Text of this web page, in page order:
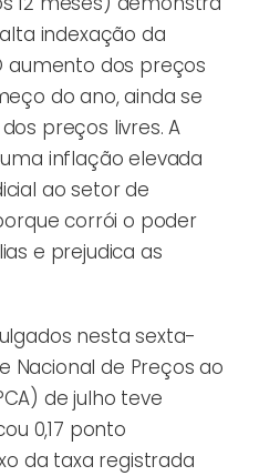
indexação da
aumento dos preços
do ano, ainda se
preços livres. A
inflação elevada
ao setor de
corrói o poder
e prejudica as
nesta sexta-
Nacional de Preços ao
de julho teve
0,17 ponto
da taxa registrada